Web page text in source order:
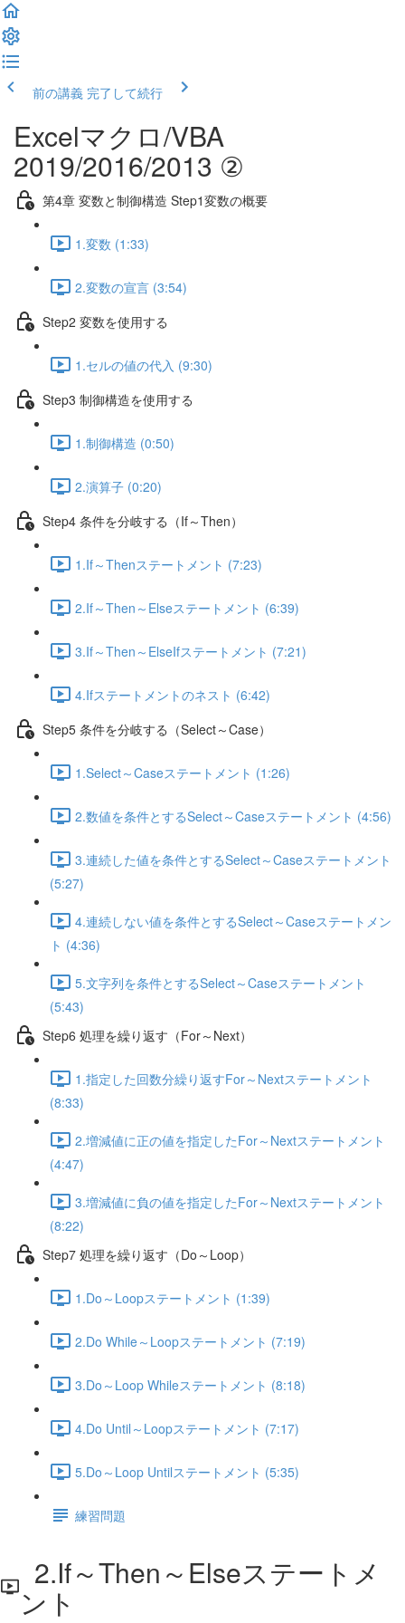
前の講義 完了して続行
Excelマクロ/VBA
2019/2016/2013 ②
第4章 変数と制御構造 Step1変数の概要
1.変数 (1:33)
2.変数の宣言 (3:54)
Step2 変数を使用する
1.セルの値の代入 (9:30)
Step3 制御構造を使用する
1.制御構造 (0:50)
2.演算子 (0:20)
Step4 条件を分岐する（If～Then）
1.If～Thenステートメント (7:23)
2.If～Then～Elseステートメント (6:39)
3.If～Then～ElseIfステートメント (7:21)
4.Ifステートメントのネスト (6:42)
Step5 条件を分岐する（Select～Case）
1.Select～Caseステートメント (1:26)
2.数値を条件とするSelect～Caseステートメント (4:56)
3.連続した値を条件とするSelect～Caseステートメント
(5:27)
4.連続しない値を条件とするSelect～Caseステートメン
ト (4:36)
5.文字列を条件とするSelect～Caseステートメント
(5:43)
Step6 処理を繰り返す（For～Next）
1.指定した回数分繰り返すFor～Nextステートメント
(8:33)
2.増減値に正の値を指定したFor～Nextステートメント
(4:47)
3.増減値に負の値を指定したFor～Nextステートメント
(8:22)
Step7 処理を繰り返す（Do～Loop）
1.Do～Loopステートメント (1:39)
2.Do While～Loopステートメント (7:19)
3.Do～Loop Whileステートメント (8:18)
4.Do Until～Loopステートメント (7:17)
5.Do～Loop Untilステートメント (5:35)
練習問題
2.If～Then～Elseステートメ
ント